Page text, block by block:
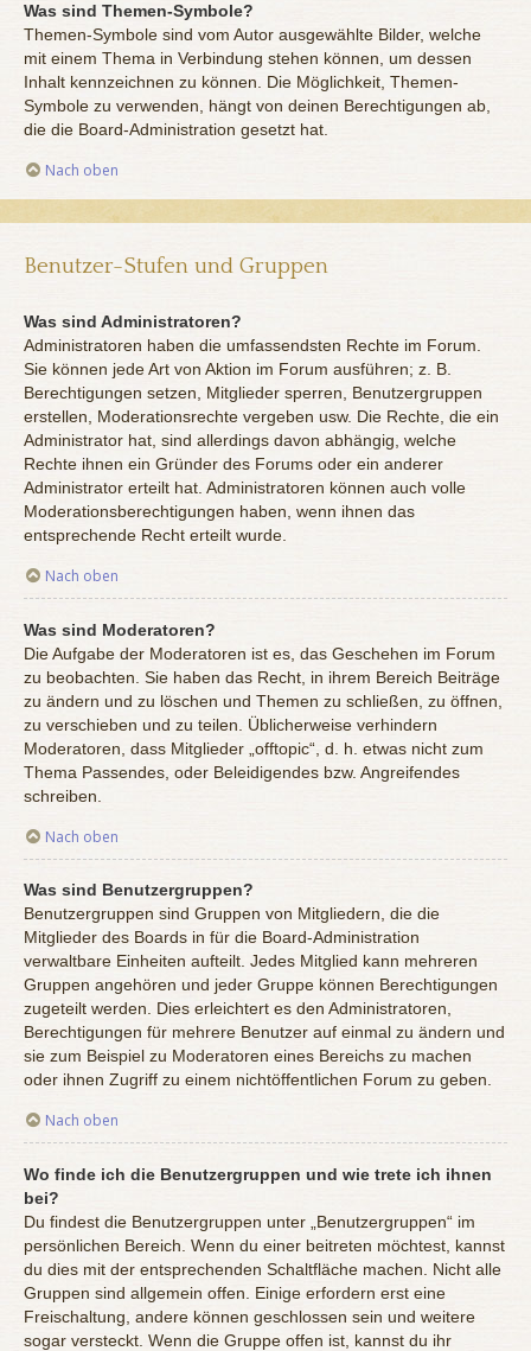
Was sind Themen-Symbole?
Themen-Symbole sind vom Autor ausgewählte Bilder, welche
mit einem Thema in Verbindung stehen können, um dessen
Inhalt kennzeichnen zu können. Die Möglichkeit, Themen-
Symbole zu verwenden, hängt von deinen Berechtigungen ab,
die die Board-Administration gesetzt hat.
Nach oben
Benutzer-Stufen und Gruppen
Was sind Administratoren?
Administratoren haben die umfassendsten Rechte im Forum.
Sie können jede Art von Aktion im Forum ausführen; z. B.
Berechtigungen setzen, Mitglieder sperren, Benutzergruppen
erstellen, Moderationsrechte vergeben usw. Die Rechte, die ein
Administrator hat, sind allerdings davon abhängig, welche
Rechte ihnen ein Gründer des Forums oder ein anderer
Administrator erteilt hat. Administratoren können auch volle
Moderationsberechtigungen haben, wenn ihnen das
entsprechende Recht erteilt wurde.
Nach oben
Was sind Moderatoren?
Die Aufgabe der Moderatoren ist es, das Geschehen im Forum
zu beobachten. Sie haben das Recht, in ihrem Bereich Beiträge
zu ändern und zu löschen und Themen zu schließen, zu öffnen,
zu verschieben und zu teilen. Üblicherweise verhindern
Moderatoren, dass Mitglieder „offtopic“, d. h. etwas nicht zum
Thema Passendes, oder Beleidigendes bzw. Angreifendes
schreiben.
Nach oben
Was sind Benutzergruppen?
Benutzergruppen sind Gruppen von Mitgliedern, die die
Mitglieder des Boards in für die Board-Administration
verwaltbare Einheiten aufteilt. Jedes Mitglied kann mehreren
Gruppen angehören und jeder Gruppe können Berechtigungen
zugeteilt werden. Dies erleichtert es den Administratoren,
Berechtigungen für mehrere Benutzer auf einmal zu ändern und
sie zum Beispiel zu Moderatoren eines Bereichs zu machen
oder ihnen Zugriff zu einem nichtöffentlichen Forum zu geben.
Nach oben
Wo finde ich die Benutzergruppen und wie trete ich ihnen
bei?
Du findest die Benutzergruppen unter „Benutzergruppen“ im
persönlichen Bereich. Wenn du einer beitreten möchtest, kannst
du dies mit der entsprechenden Schaltfläche machen. Nicht alle
Gruppen sind allgemein offen. Einige erfordern erst eine
Freischaltung, andere können geschlossen sein und weitere
sogar versteckt. Wenn die Gruppe offen ist, kannst du ihr